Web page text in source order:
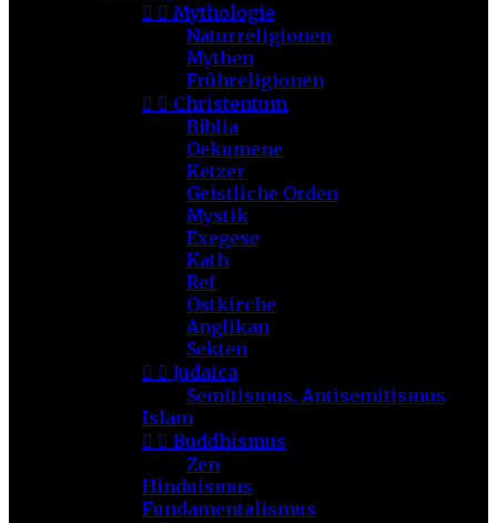
  Mythologie
Naturreligionen
Mythen
Frühreligionen
  Christentum
Biblia
Oekumene
Ketzer
Geistliche Orden
Mystik
Exegese
Kath
Ref
Ostkirche
Anglikan
Sekten
  Judaica
Semitismus, Antisemitismus
Islam
  Buddhismus
Zen
Hinduismus
Fundamentalismus